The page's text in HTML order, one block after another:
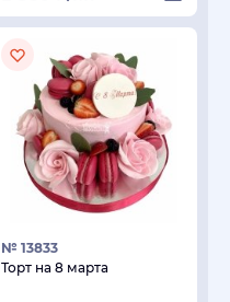
№ 13833
Торт на 8 марта